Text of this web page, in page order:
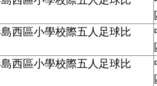
島西區小學校際五人足球比
島西區小學校際五人足球比